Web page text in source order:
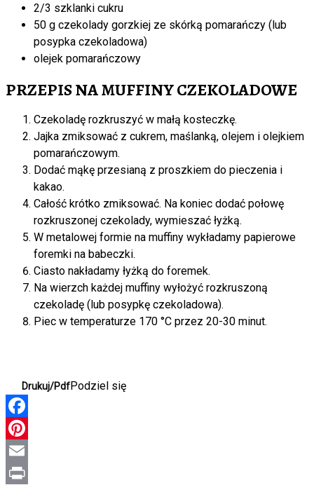
2/3 szklanki cukru
50 g czekolady gorzkiej ze skórką pomarańczy (lub
posypka czekoladowa)
olejek pomarańczowy
PRZEPIS NA MUFFINY CZEKOLADOWE
Czekoladę rozkruszyć w małą kosteczkę.
Jajka zmiksować z cukrem, maślanką, olejem i olejkiem
pomarańczowym.
Dodać mąkę przesianą z proszkiem do pieczenia i
kakao.
Całość krótko zmiksować. Na koniec dodać połowę
rozkruszonej czekolady, wymieszać łyżką.
W metalowej formie na muffiny wykładamy papierowe
foremki na babeczki.
Ciasto nakładamy łyżką do foremek.
Na wierzch każdej muffiny wyłożyć rozkruszoną
czekoladę (lub posypkę czekoladowa).
Piec w temperaturze 170 °C przez 20-30 minut.
Drukuj/PdfPodziel się
Facebook
Pinterest
Email